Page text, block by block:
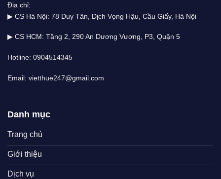
Địa chỉ:
▶ CS Hà Nội: 78 Duy Tân, Dịch Vọng Hậu, Cầu Giấy, Hà Nội
▶ CS HCM: Tầng 2, 290 An Dương Vương, P3, Quận 5
Hotline: 0904514345
Email: vietthue247@gmail.com
Danh mục
Trang chủ
Giới thiệu
Dịch vụ